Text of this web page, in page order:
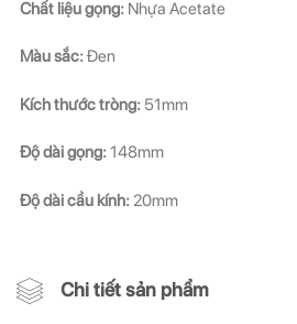
Chất liệu gọng: Nhựa Acetate
Màu sắc:Đen
Kích thước tròng: 51mm
Độ dài gọng:148mm
Độ dài cầu kính: 20mm
Chi tiết sản phẩm